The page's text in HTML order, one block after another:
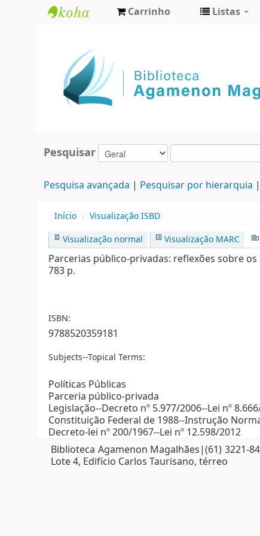
Agamenon
Magalhães
Carrinho Listas
Pesquisar
Pesquisa avançada Pesquisar por hierarquia
Início › Visualização ISBD
Visualização normal
Visualização MARC
Parcerias público-privadas: reflexões sobre os
783 p.
ISBN:
9788520359181
Subjects--Topical Terms:
Políticas Públicas
Parceria público-privada
Legislação--Decreto nº 5.977/2006--Lei nº
Constituição Federal de 1988--Instrução
Decreto-lei nº 200/1967--Lei nº 12.598/2012
Biblioteca Agamenon Magalhães|(61) 3221-
Lote 4, Edifício Carlos Taurisano, térreo